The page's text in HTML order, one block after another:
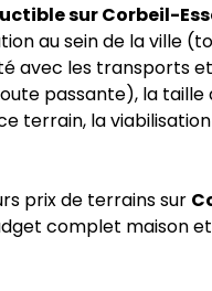
sur Corbeil-
au sein de la ville
avec les transports
passante), la taille
terrain, la
prix de terrains sur
complet maison